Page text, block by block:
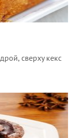
сверху кекс